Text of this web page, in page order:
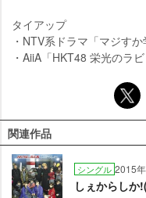
タイアップ
・NTV系ドラマ「マジす
・AiiA「HKT48 栄光のラ
関連作品
シングル 2015
しぇからしか